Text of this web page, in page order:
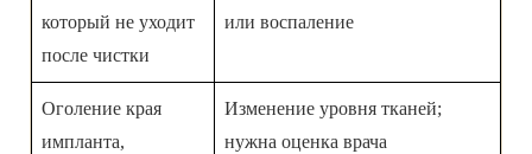
который не уходит
после чистки
или воспаление
Оголение края
импланта,
Изменение уровня тканей;
нужна оценка врача